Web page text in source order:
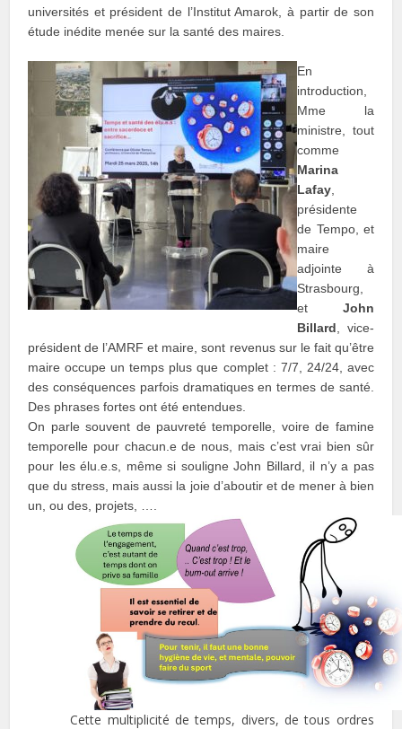
universités et président de l’Institut Amarok, à partir de son
étude inédite menée sur la santé des maires.
En
introduction,
Mme la
ministre, tout
comme
Marina
Lafay
présidente
de Tempo, et
maire
adjointe à
Strasbourg,
et John
Billard , vice-
président de l’AMRF et maire, sont revenus sur le fait qu’être
maire occupe un temps plus que complet : 7/7, 24/24, avec
des conséquences parfois dramatiques en termes de santé.
Des phrases fortes ont été entendues.
On parle souvent de pauvreté temporelle, voire de famine
temporelle pour chacun.e de nous, mais c’est vrai bien sûr
pour les élu.e.s, même si souligne John Billard, il n’y a pas
que du stress, mais aussi la joie d’aboutir et de mener à bien
un, ou des, projets, ….
Cette multiplicité de temps, divers, de tous ordres